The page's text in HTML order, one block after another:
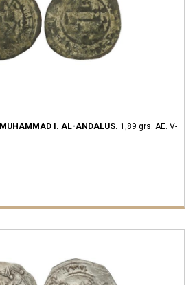
MUHAMMAD I. AL-ANDALUS. 1,89 grs. AE. V-